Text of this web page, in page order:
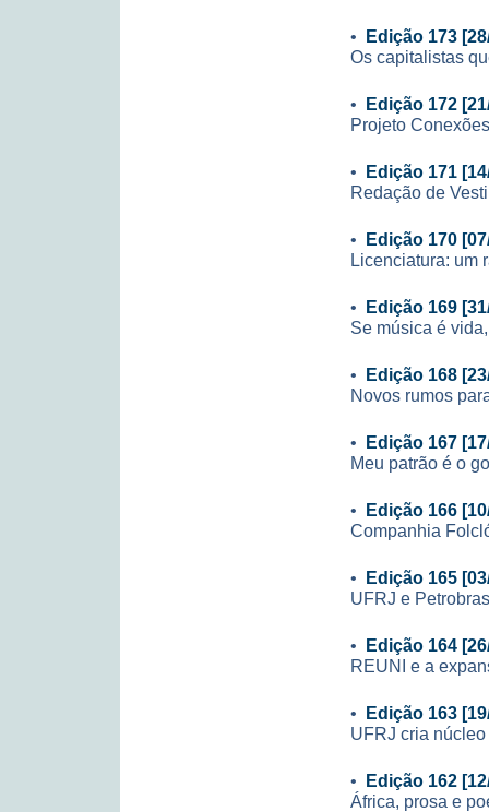
• Edição 173
Os capitalistas
• Edição 172
Projeto
• Edição 171
Redação de
• Edição 170
Licenciatura: um
• Edição 169
Se música é
• Edição 168
Novos rumos
• Edição 167
Meu patrão é o
• Edição 166
Companhia
• Edição 165
UFRJ e
• Edição 164
REUNI e a
• Edição 163
UFRJ cria
• Edição 162
África, prosa e